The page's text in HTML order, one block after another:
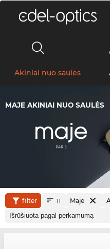
Akiniai nuo saulės
MAJE AKINIAI NUO SAULĖS
filter 11 Maje